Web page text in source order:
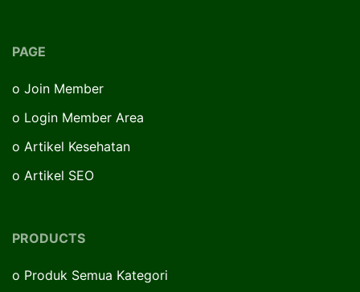
PAGE
o Join Member
o Login Member Area
o Artikel Kesehatan
o Artikel SEO
PRODUCTS
o Produk Semua Kategori